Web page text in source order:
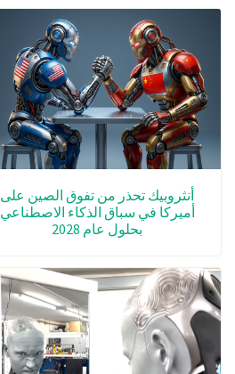
أنثروبيك تحذر من تفوق الصين على
أميركا في سباق الذكاء الاصطناعي
بحلول عام 2028